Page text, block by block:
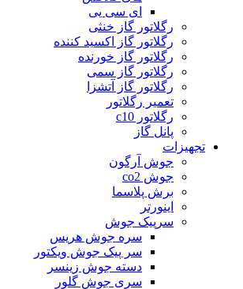
ای سی یی
رگلاتور گاز خنثی
رگلاتور گاز اکسید کننده
رگلاتور گاز خورنده
رگلاتور گاز سمی
رگلاتور گاز آتشزا
تعمیر رگلاتور
رگلاتور c10
پانل گاز
تجهیزات
جوش آرگون
جوش co2
برش پلاسما
اینورتر
سرپیک جوش
سره جوش هریس
سر پیک جوش ویکتور
دسته جوش زینسر
سری جوش گلور